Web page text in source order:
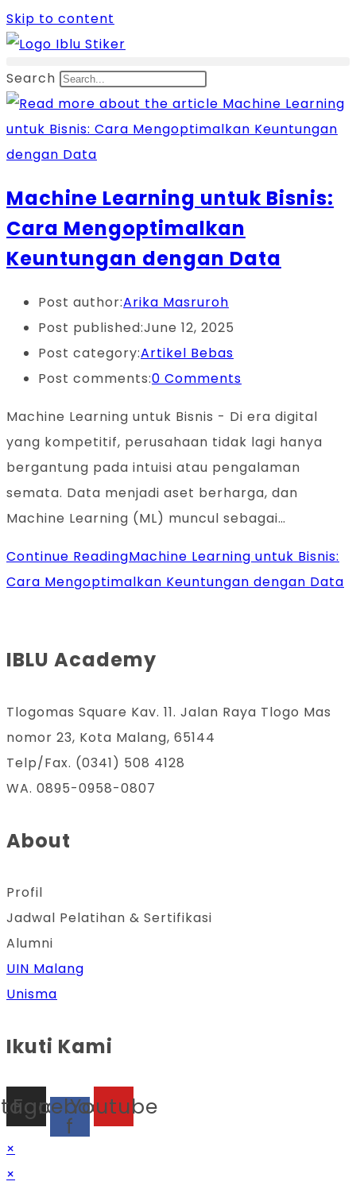
Skip to content
Search
Machine Learning untuk Bisnis:
Cara Mengoptimalkan
Keuntungan dengan Data
Post author:Arika Masruroh
Post published:June 12, 2025
Post category:Artikel Bebas
Post comments:0 Comments
Machine Learning untuk Bisnis - Di era digital
yang kompetitif, perusahaan tidak lagi hanya
bergantung pada intuisi atau pengalaman
semata. Data menjadi aset berharga, dan
Machine Learning (ML) muncul sebagai…
Continue ReadingMachine Learning untuk Bisnis:
Cara Mengoptimalkan Keuntungan dengan Data
IBLU Academy
Tlogomas Square Kav. 11. Jalan Raya Tlogo Mas
nomor 23, Kota Malang, 65144
Telp/Fax. (0341) 508 4128
WA. 0895-0958-0807
About
Profil
Jadwal Pelatihan & Sertifikasi
Alumni
UIN Malang
Unisma
Ikuti Kami
Facebook-
f
Youtube
×
×